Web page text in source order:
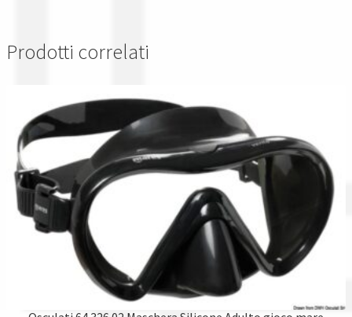
Prodotti correlati